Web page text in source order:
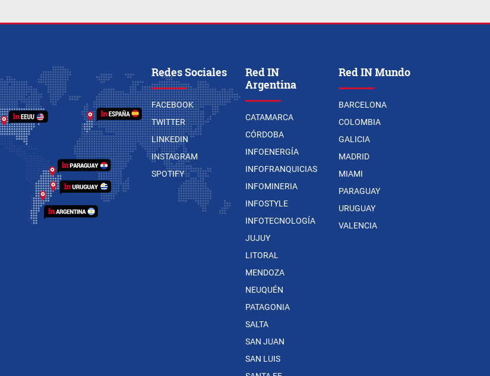
Redes Sociales
FACEBOOK
TWITTER
LINKEDIN
INSTAGRAM
SPOTIFY
Red IN
Argentina
CATAMARCA
CÓRDOBA
INFOENERGÍA
INFOFRANQUICIAS
INFOMINERIA
INFOSTYLE
INFOTECNOLOGÍA
JUJUY
LITORAL
MENDOZA
NEUQUÉN
PATAGONIA
SALTA
SAN JUAN
SAN LUIS
Red IN Mundo
BARCELONA
COLOMBIA
GALICIA
MADRID
MIAMI
PARAGUAY
URUGUAY
VALENCIA